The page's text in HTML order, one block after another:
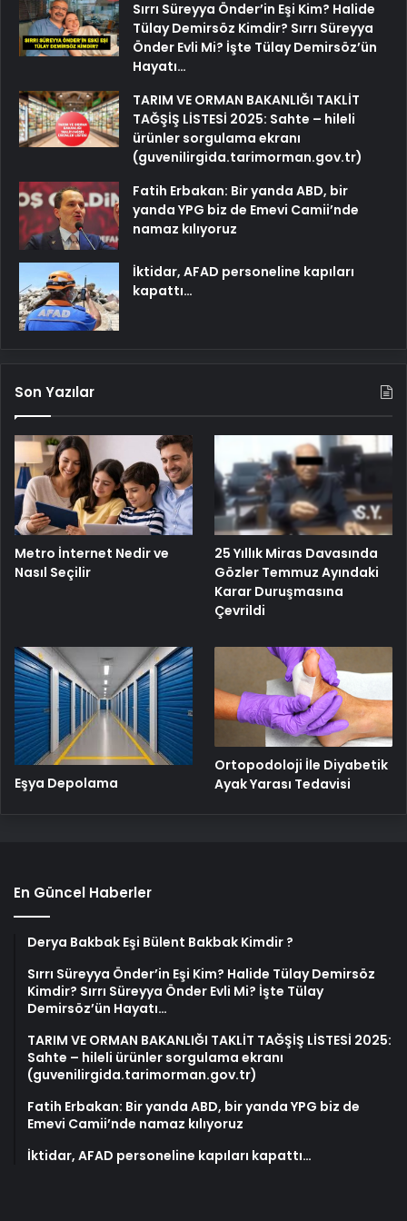
Sırrı Süreyya Önder’in Eşi Kim? Halide
Tülay Demirsöz Kimdir? Sırrı Süreyya
Önder Evli Mi? İşte Tülay Demirsöz’ün
Hayatı…
TARIM VE ORMAN BAKANLIĞI TAKLİT
TAĞŞİŞ LİSTESİ 2025: Sahte – hileli
ürünler sorgulama ekranı
(guvenilirgida.tarimorman.gov.tr)
Fatih Erbakan: Bir yanda ABD, bir
yanda YPG biz de Emevi Camii’nde
namaz kılıyoruz
İktidar, AFAD personeline kapıları
kapattı…
Son Yazılar
Metro İnternet Nedir ve
Nasıl Seçilir
25 Yıllık Miras Davasında
Gözler Temmuz Ayındaki
Karar Duruşmasına
Çevrildi
Eşya Depolama
Ortopodoloji İle Diyabetik
Ayak Yarası Tedavisi
En Güncel Haberler
Derya Bakbak Eşi Bülent Bakbak Kimdir ?
Sırrı Süreyya Önder’in Eşi Kim? Halide Tülay Demirsöz
Kimdir? Sırrı Süreyya Önder Evli Mi? İşte Tülay
Demirsöz’ün Hayatı…
TARIM VE ORMAN BAKANLIĞI TAKLİT TAĞŞİŞ LİSTESİ 2025:
Sahte – hileli ürünler sorgulama ekranı
(guvenilirgida.tarimorman.gov.tr)
Fatih Erbakan: Bir yanda ABD, bir yanda YPG biz de
Emevi Camii’nde namaz kılıyoruz
İktidar, AFAD personeline kapıları kapattı…